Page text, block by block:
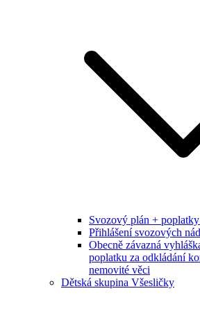
Svozový plán +
Přihlášení svozových
Obecně závazná
poplatku za odkládání
nemovité věci
Dětská skupina Všesličky